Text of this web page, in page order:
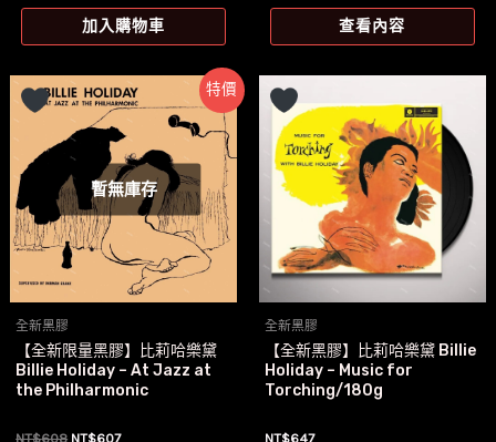
加入購物車 查看內容
特價
暫無庫存
全新黑膠
【全新限量黑膠】比莉哈樂黛
Billie Holiday – At Jazz at
the Philharmonic
NT$608 原
NT$607目
全新黑膠
【全新黑膠】比莉哈樂黛 Billie
Holiday – Music for
Torching/180g
NT$647